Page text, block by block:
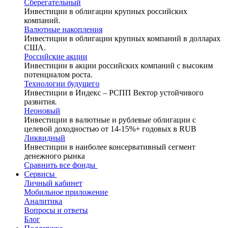
Сберегательный
Инвестиции в облигации крупных российских
компаний.
Валютные накопления
Инвестиции в облигации крупных компаний в долларах
США.
Российские акции
Инвестиции в акции российских компаний с высоким
потенциалом роста.
Технологии будущего
Инвестиции в Индекс – РСПП Вектор устойчивого
развития.
Неоновый
Инвестиции в валютные и рублевые облигации с
целевой доходностью от 14-15%+ годовых в RUB
Ликвидный
Инвестиции в наиболее консервативный сегмент
денежного рынка
Сравнить все фонды
Сервисы
Личный кабинет
Мобильное приложение
Аналитика
Вопросы и ответы
Блог